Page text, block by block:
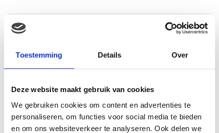
Toestemming Details Over
Deze website maakt gebruik van cookies
We gebruiken cookies om content en advertenties te
personaliseren, om functies voor social media te bieden
en om ons websiteverkeer te analyseren. Ook delen we
Gerelateerde producten